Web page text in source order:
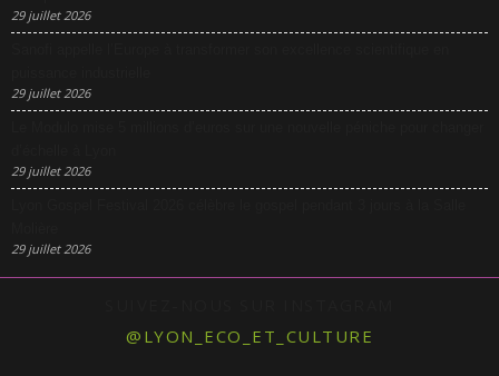
29 juillet 2026
29 juillet 2026
29 juillet 2026
29 juillet 2026
@LYON_ECO_ET_CULTURE